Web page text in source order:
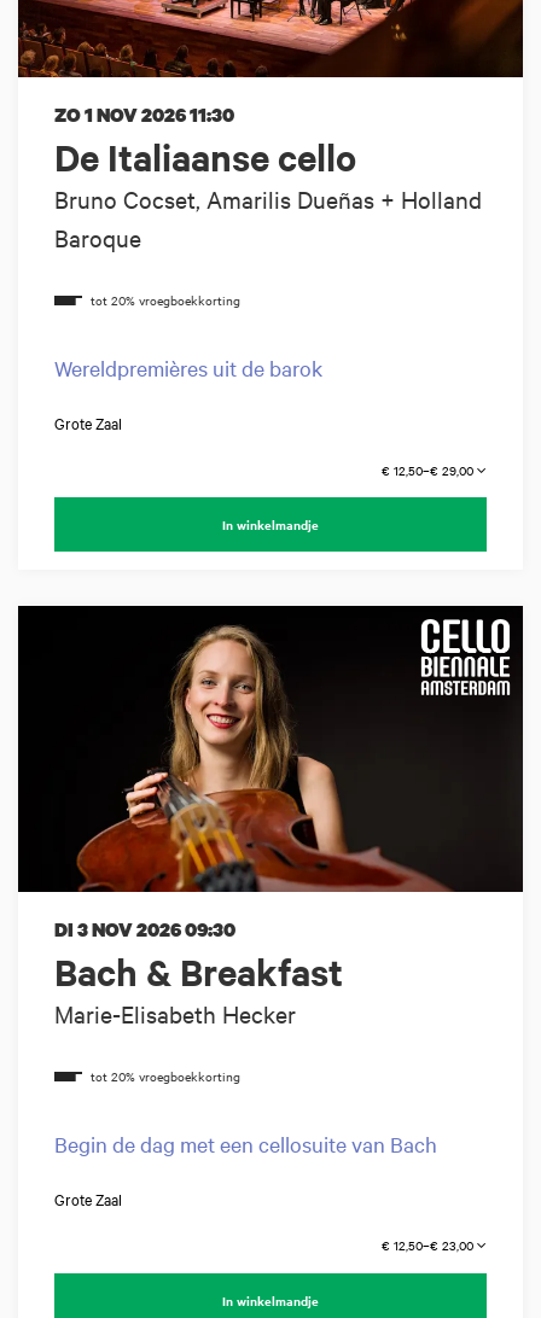
De Italiaanse cello
Bruno Cocset, Amarilis Dueñas + Holland
Baroque
ZO 1 NOV 202611:30
Wereldpremières uit de barok
Grote Zaal
€ 12,50–€ 29,00
In winkelmandje
Bach & Breakfast
Marie-Elisabeth Hecker
DI 3 NOV 202609:30
Begin de dag met een cellosuite van Bach
Grote Zaal
€ 12,50–€ 23,00
In winkelmandje